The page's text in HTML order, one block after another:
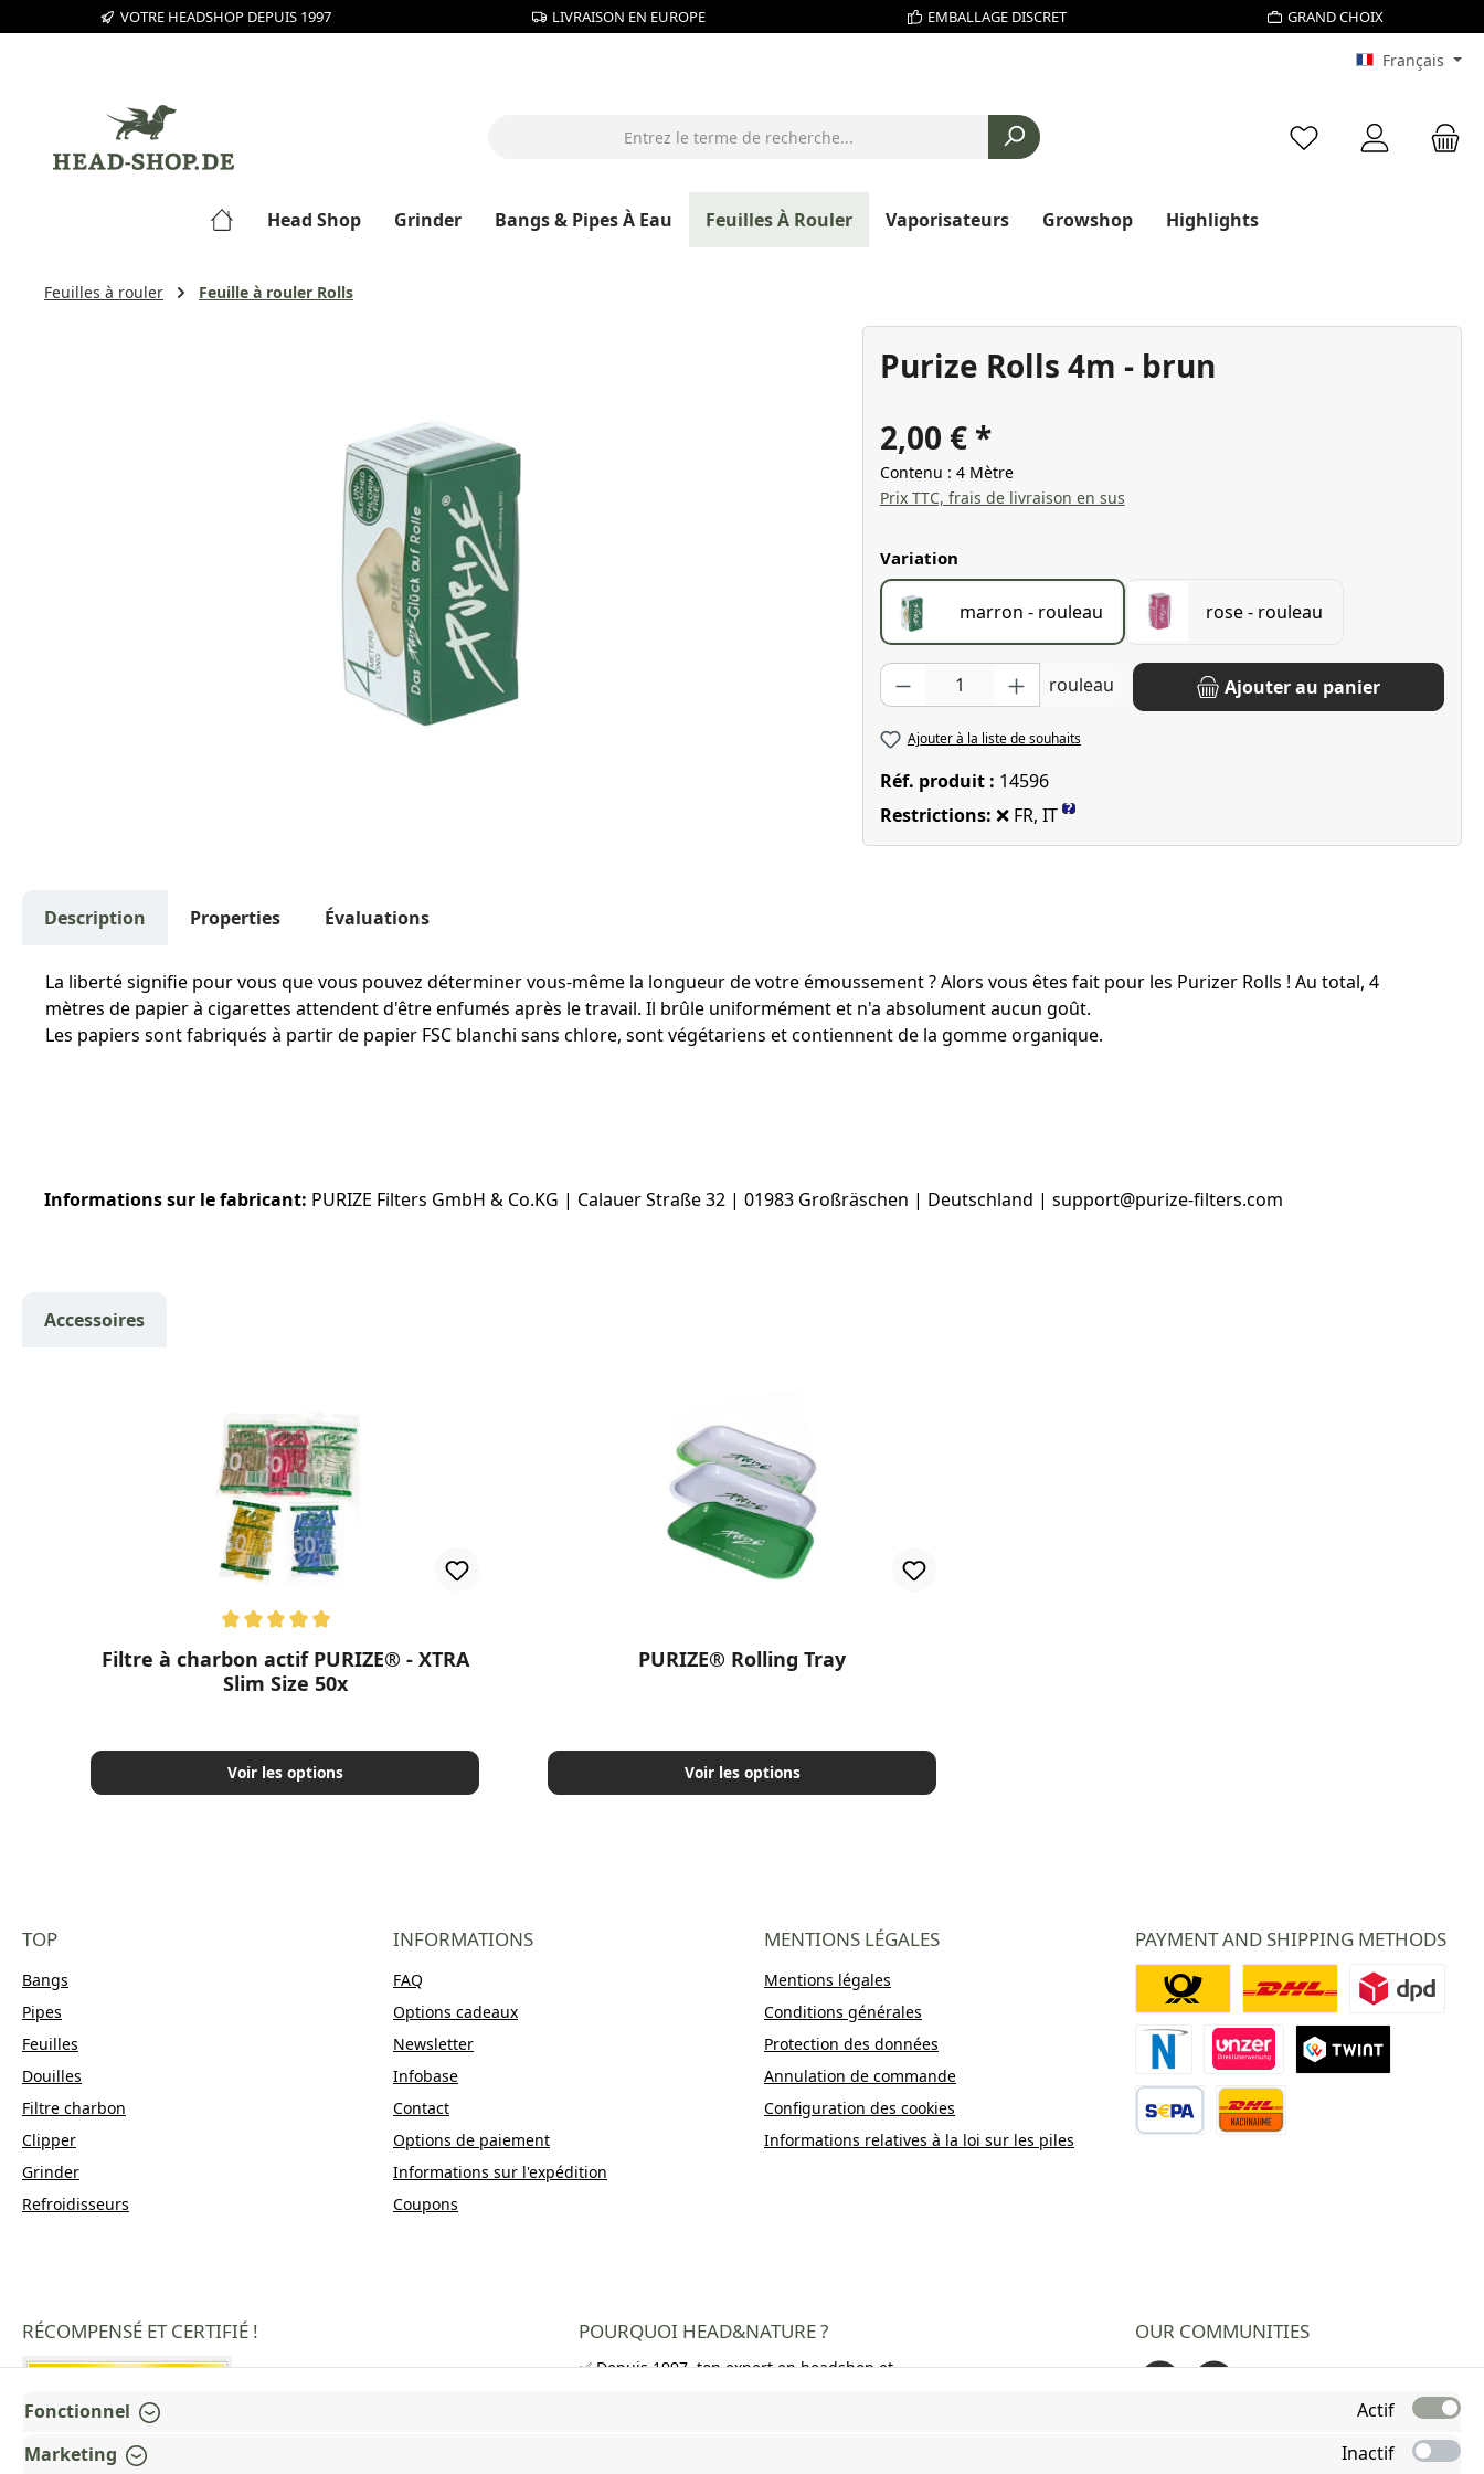
au contenu principal
Passer à la recherche
Passer à la navigation principale
VOTRE HEADSHOP DEPUIS 1997 LIVRAISON EN EUROPE EMBALLAGE DISCRET GRAND CHOIX
Français
Vous avez 0 articles
Head Shop Grinder Bangs & Pipes À Eau Feuilles À Rouler Vaporisateurs Growshop Highlights
Feuilles à rouler Feuille à rouler Rolls
Purize Rolls 4m - brun
2,00 €
Contenu : 4 Mètre
Prix TTC, frais de livraison en sus
Sélectionnez
Variation
marron - rouleau rose - rouleau
Quantité de produit : Entrez la quantité souhaitée ou utilisez les boutons pour
rouleau Ajouter au panier
Ajouter à la liste de souhaits
Réf. produit : 14596
Restrictions: ❌ FR, IT ?
Description Properties Évaluations
La liberté signifie pour vous que vous pouvez déterminer vous-même la longueur de votre émoussement ? Alors vous êtes fait pour les Purizer Rolls ! Au total, 4
mètres de papier à cigarettes attendent d'être enfumés après le travail. Il brûle uniformément et n'a absolument aucun goût.
Les papiers sont fabriqués à partir de papier FSC blanchi sans chlore, sont végétariens et contiennent de la gomme organique.
Informations sur le fabricant: PURIZE Filters GmbH & Co.KG | Calauer Straße 32 | 01983 Großräschen | Deutschland | support@purize-filters.com
Accessoires
Note moyenne de 5 sur 5 étoiles
Filtre à charbon actif PURIZE® - XTRA
Slim Size 50x
Voir les options
PURIZE® Rolling Tray
Voir les options
TOP
Bangs
Pipes
Feuilles
Douilles
Filtre charbon
Clipper
Grinder
Refroidisseurs
INFORMATIONS
FAQ
Options cadeaux
Newsletter
Infobase
Contact
Options de paiement
Informations sur l'expédition
Coupons
MENTIONS LÉGALES
Mentions légales
Conditions générales
Protection des données
Annulation de commande
Configuration des cookies
Informations relatives à la loi sur les piles
PAYMENT AND SHIPPING METHODS
Paiement Novalnet
Virement direct
Deutsche PostDHL DPD
RÉCOMPENSÉ ET CERTIFIÉ ! POURQUOI HEAD&NATURE ?
✅ Depuis 1997, ton expert en headshop et
OUR COMMUNITIES
Fonctionnel
Actif
Marketing
Inactif